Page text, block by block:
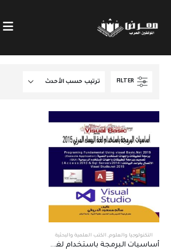
FILTER
التكنولوجيا والعلوم, الكتب العلمية والبحثية
أساسيات البرمجة باستخدام لغة البيسك المرئي 2015